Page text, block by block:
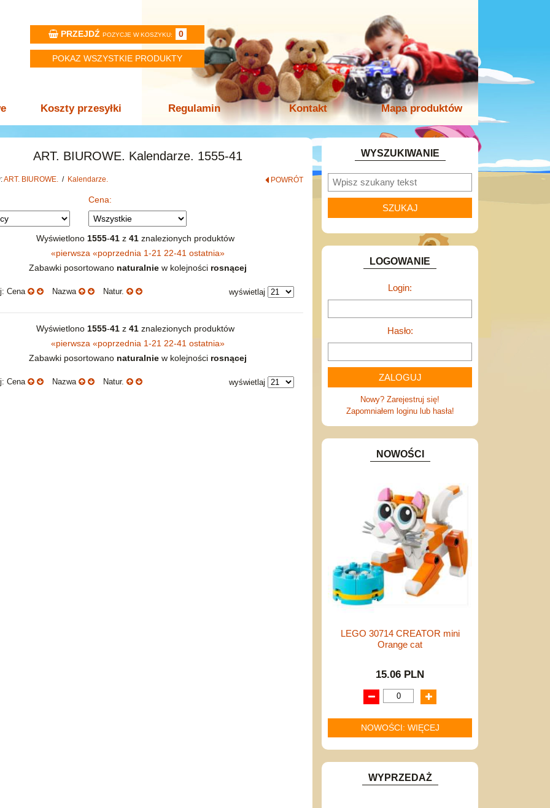
PRZEJDŹ POZYCJE W KOSZYKU: 0
POKAZ WSZYSTKIE PRODUKTY
Koszty przesyłki Regulamin Kontakt Mapa produktów
ART. BIUROWE. Kalendarze. 1555-41
ART. BIUROWE. / Kalendarze. POWRÓT
Cena:
Wyświetlono 1555-41z 41znalezionych produktów
«pierwsza «poprzednia 1-21 22-41 ostatnia»
Zabawki posortowano naturalniew kolejności rosnącej
Cena Nazwa Natur. wyświetlaj
Wyświetlono 1555-41z 41znalezionych produktów
«pierwsza «poprzednia 1-21 22-41 ostatnia»
Zabawki posortowano naturalniew kolejności rosnącej
Cena Nazwa Natur. wyświetlaj
WYSZUKIWANIE
LOGOWANIE
Login:
Hasło:
Nowy? Zarejestruj się!
Zapomniałem loginu lub hasła!
NOWOŚCI
LEGO 30714 CREATOR mini
Orange cat
15.06 PLN
NOWOŚCI: WIĘCEJ
WYPRZEDAŻ